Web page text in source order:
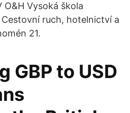
Vysoká škola
ruch, hotelnictví a
21.
GBP to USD